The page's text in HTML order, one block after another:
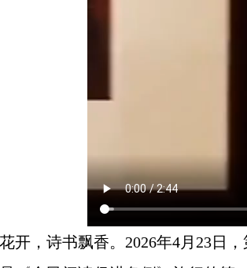
开，诗书飘香。2026年4月23日